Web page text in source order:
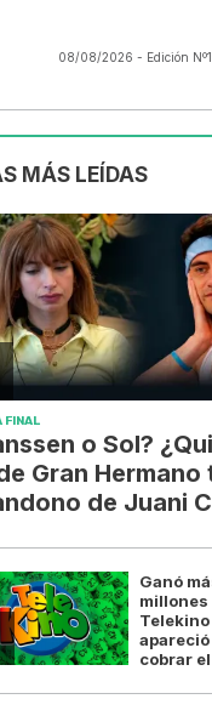
08/08/2026 - Edición
MÁS LEÍDAS
FINAL
o Sol?
Gran Hermano
de Juani
Ganó
millones
apareció
cobrar